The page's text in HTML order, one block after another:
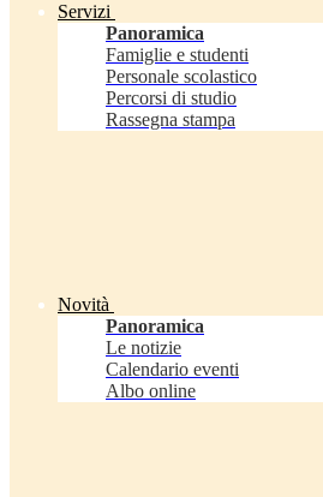
Servizi
Panoramica
Famiglie e studenti
Personale scolastico
Percorsi di studio
Rassegna stampa
Novità
Panoramica
Le notizie
Calendario eventi
Albo online